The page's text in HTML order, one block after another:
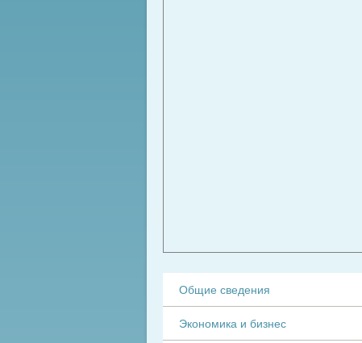
Общие сведения
Экономика и бизнес